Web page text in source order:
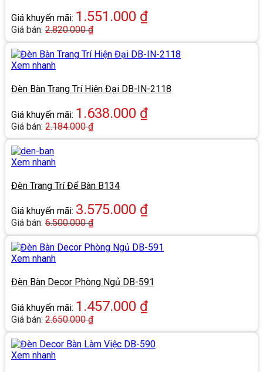
Giá khuyến mãi: 1.551.000 ₫
Giá bán: 2.820.000₫
Xem nhanh
Đèn Bàn Trang Trí Hiện Đại DB-IN-2118
Giá khuyến mãi: 1.638.000 ₫
Giá bán: 2.184.000₫
Xem nhanh
Đèn Trang Trí Để Bàn B134
Giá khuyến mãi: 3.575.000 ₫
Giá bán: 6.500.000₫
Xem nhanh
Đèn Bàn Decor Phòng Ngủ DB-591
Giá khuyến mãi: 1.457.000 ₫
Giá bán: 2.650.000₫
Xem nhanh